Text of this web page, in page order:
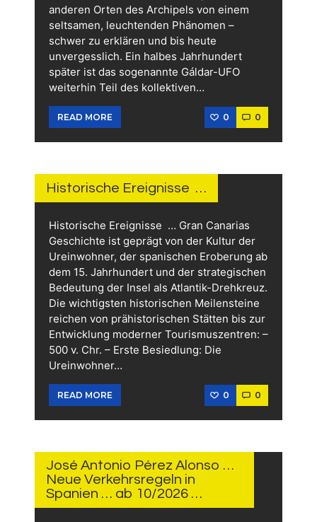
anderen Orten des Archipels von einem
seltsamen, leuchtenden Phänomen –
schwer zu erklären und bis heute
unvergesslich. Ein halbes Jahrhundert
später ist das sogenannte Gáldar-UFO
weiterhin Teil des kollektiven…
READ MORE 0 0
Historische Ereignisse …
Historische Ereignisse … Gran Canarias
Geschichte ist geprägt von der Kultur der
Ureinwohner, der spanischen Eroberung ab
dem 15. Jahrhundert und der strategischen
Bedeutung der Insel als Atlantik-Drehkreuz.
Die wichtigsten historischen Meilensteine
reichen von prähistorischen Stätten bis zur
Entwicklung moderner Tourismuszentren: –
500 v. Chr. – Erste Besiedlung: Die
Ureinwohner…
READ MORE 0 0
José Antonio Pérez Alonso …
Neue Verkehrsregeln in
Spanien … ab 10/2026 …